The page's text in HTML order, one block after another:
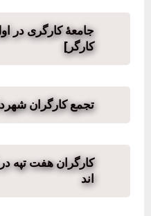
جامعهٔ کارگری در
کارگر]
تجمع کارگران
کارگران هفت تپه
اند